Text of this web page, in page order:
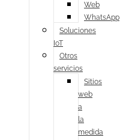
Web
WhatsApp
Soluciones
IoT
Otros
servicios
Sitios
web
a
la
medida